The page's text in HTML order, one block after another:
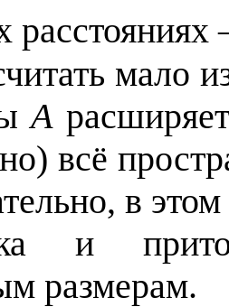
расстояниях
мало
А
всё
в
и
размерам.